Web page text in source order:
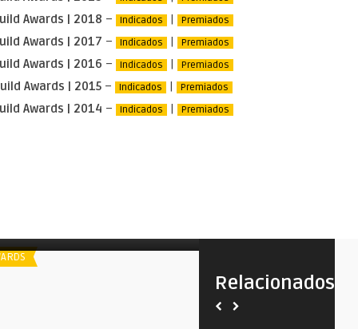
Awards | 2018 – Indicados | Premiados
Awards | 2017 – Indicados | Premiados
Awards | 2016 – Indicados | Premiados
Awards | 2015– Indicados | Premiados
Awards | 2014 – Indicados | Premiados
Relacionados